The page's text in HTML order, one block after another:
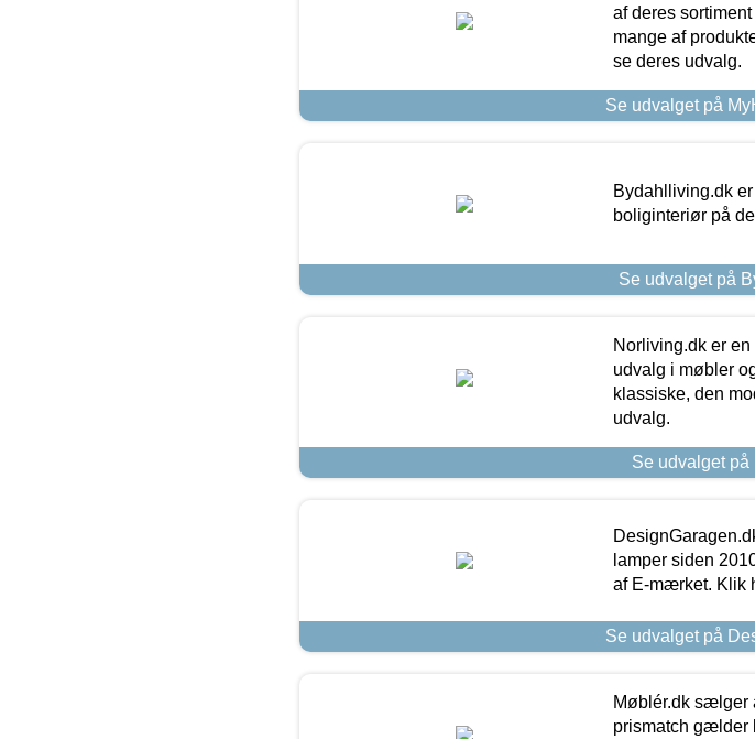
af deres
mange af
se deres udvalg.
Se udvalget på
Bydahlliving.dk
boliginteriør på
Se udvalget på
Norliving.dk er
udvalg i møbler
klassiske, den
udvalg.
Se udvalget
lamper siden
af E-mærket. Klik
Se udvalget på
Møblér.dk sælger
prismatch gælder